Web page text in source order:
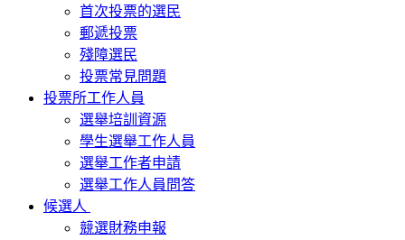
首次投票的選民
郵遞投票
殘障選民
投票常見問題
投票所工作人員
選舉培訓資源
學生選舉工作人員
選舉工作者申請
選舉工作人員問答
候選人
競選財務申報